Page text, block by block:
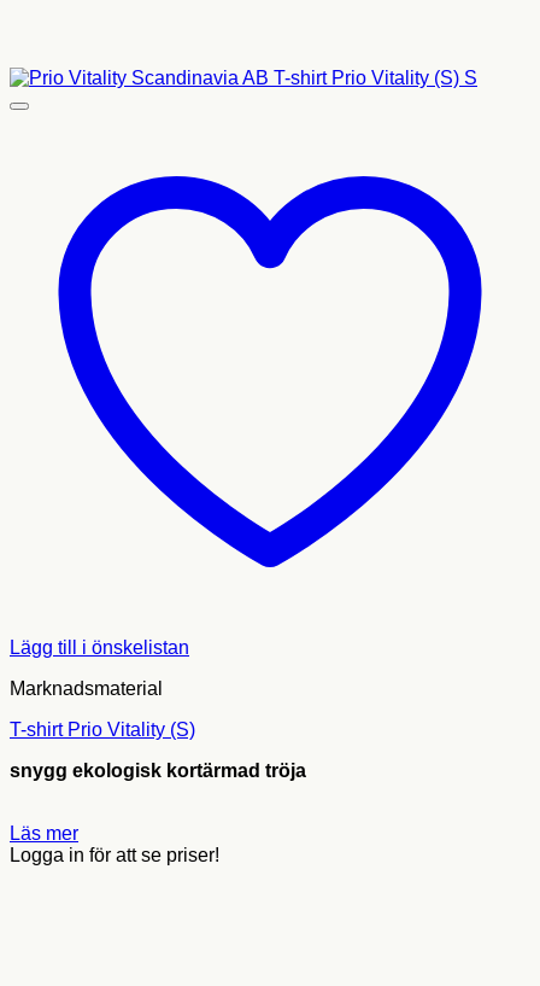
Lägg till i önskelistan
Marknadsmaterial
T-shirt Prio Vitality (S)
snygg ekologisk kortärmad tröja
Läs mer
Logga in för att se priser!